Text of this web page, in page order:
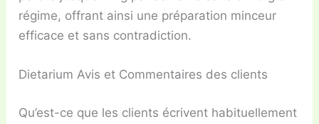
régime, offrant ainsi une préparation minceur
efficace et sans contradiction.
Dietarium Avis et Commentaires des clients
Qu’est-ce que les clients écrivent habituellement